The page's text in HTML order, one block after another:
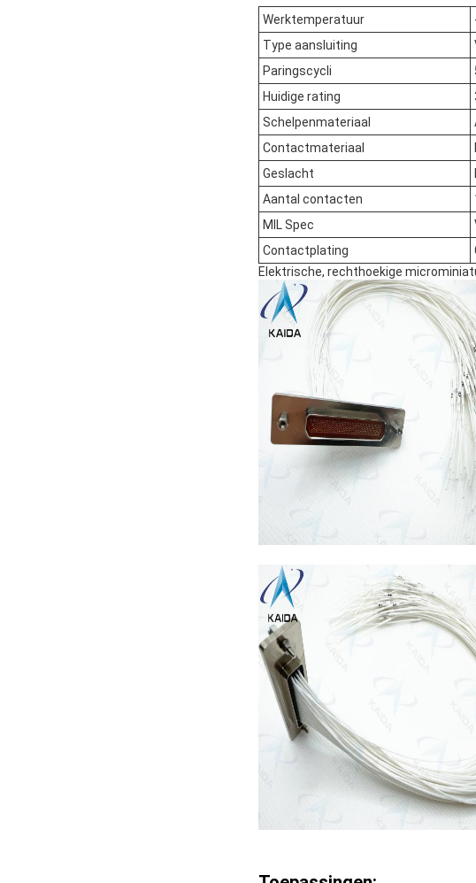
Werktemperatuur
Type aansluiting
Paringscycli
Huidige rating
Schelpenmateriaal
Contactmateriaal
Geslacht
Aantal contacten
MIL Spec
Contactplating
Elektrische, rechthoekige